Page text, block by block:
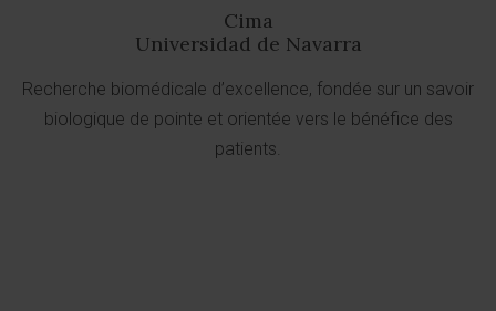
Cima
Universidad de Navarra
Recherche biomédicale d’excellence, fondée sur un savoir
biologique de pointe et orientée vers le bénéfice des
patients.